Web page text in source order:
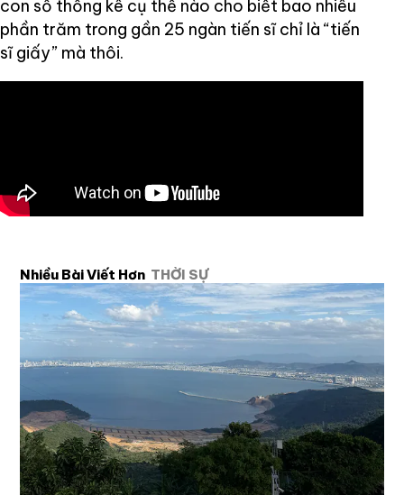
con số thống kê cụ thể nào cho biết bao nhiêu
phần trăm trong gần 25 ngàn tiến sĩ chỉ là “tiến
sĩ giấy” mà thôi.
Nhiều Bài Viết Hơn THỜI SỰ